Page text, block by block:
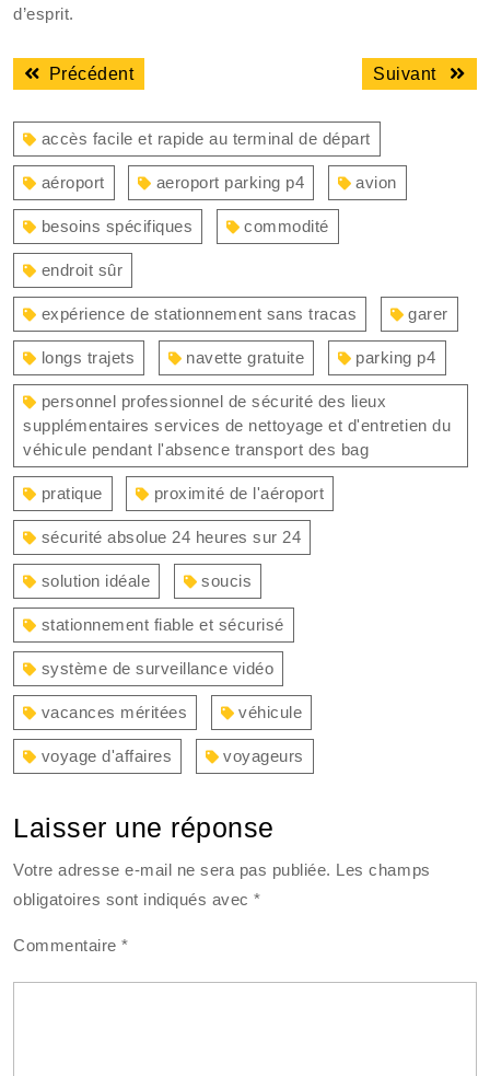
d’esprit.
Navigation
de
l’article
PrécédentArticle
:
Suivant
accès facile et rapide au terminal de départ
aéroport aeroport parking p4 avion
besoins spécifiques commodité
endroit sûr
expérience de stationnement sans tracas garer
longs trajets navette gratuite parking p4
personnel professionnel de sécurité des lieux
supplémentaires services de nettoyage et d'entretien du
véhicule pendant l'absence transport des bag
pratique proximité de l'aéroport
sécurité absolue 24 heures sur 24
solution idéale soucis
stationnement fiable et sécurisé
système de surveillance vidéo
vacances méritées véhicule
voyage d'affaires voyageurs
Laisser une réponse
Votre adresse e-mail ne sera pas publiée. Les champs
obligatoires sont indiqués avec*
Commentaire*